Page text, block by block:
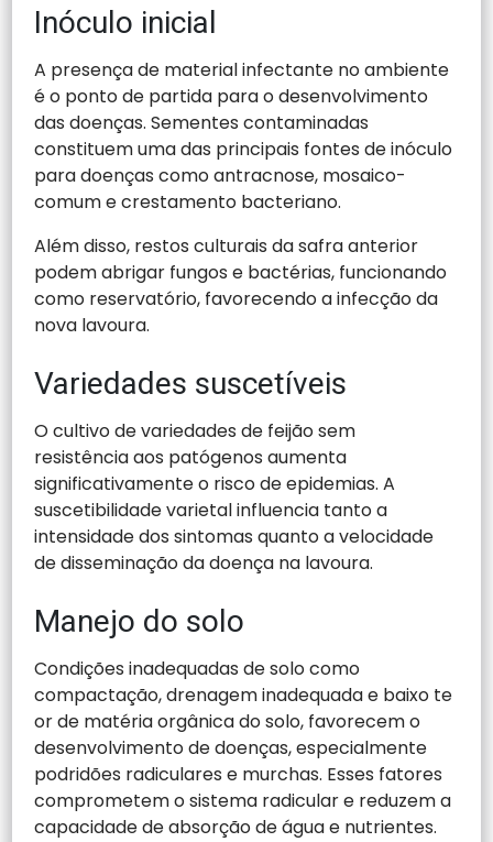
Inóculo inicial
A presença de material infectante no ambiente
é o ponto de partida para o desenvolvimento
das doenças. Sementes contaminadas
constituem uma das principais fontes de inóculo
para doenças como antracnose, mosaico-
comum e crestamento bacteriano.
Além disso, restos culturais da safra anterior
podem abrigar fungos e bactérias, funcionando
como reservatório, favorecendo a infecção da
nova lavoura.
Variedades suscetíveis
O cultivo de variedades de feijão sem
resistência aos patógenos aumenta
significativamente o risco de epidemias. A
suscetibilidade varietal influencia tanto a
intensidade dos sintomas quanto a velocidade
de disseminação da doença na lavoura.
Manejo do solo
Condições inadequadas de solo como
compactação, drenagem inadequada e baixo te
or de matéria orgânica do solo, favorecem o
desenvolvimento de doenças, especialmente
podridões radiculares e murchas. Esses fatores
comprometem o sistema radicular e reduzem a
capacidade de absorção de água e nutrientes.